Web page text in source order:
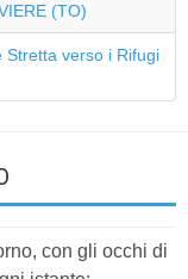
(TO)
Stretta verso i Rifugi
con gli occhi di